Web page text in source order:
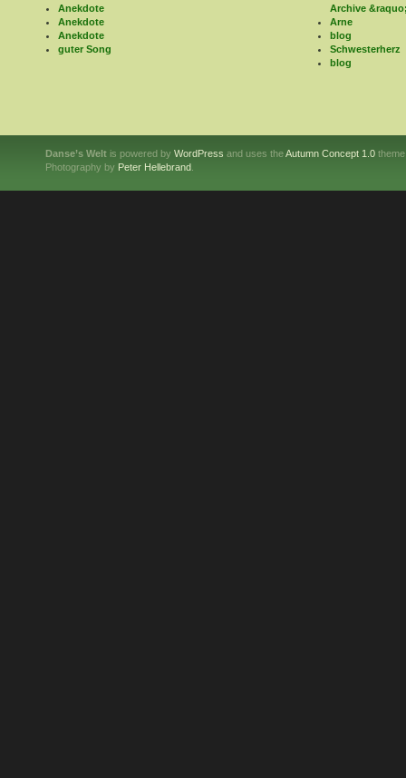
Anekdote
Anekdote
Anekdote
guter Song
Archive
Arne
blog
Schwesterherz
blog
Danse’s Welt is powered by WordPress and uses theAutumn Concept 1.0
Photography by Peter Hellebrand